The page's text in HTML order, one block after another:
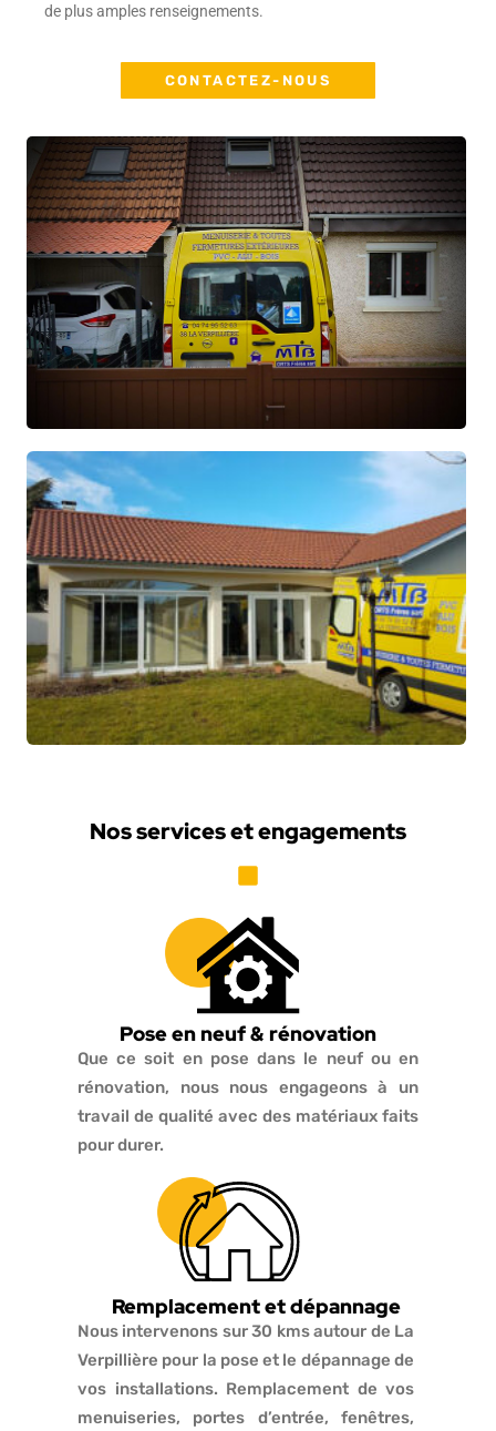
de plus amples renseignements.
CONTACTEZ-NOUS
Nos services et engagements
Pose en neuf & rénovation
Que ce soit en pose dans le neuf ou en
rénovation, nous nous engageons à un
travail de qualité avec des matériaux faits
pour durer.
Remplacement et dépannage
Nous intervenons sur 30 kms autour de La
Verpillière pour la pose et le dépannage de
vos installations. Remplacement de vos
menuiseries, portes d’entrée, fenêtres,